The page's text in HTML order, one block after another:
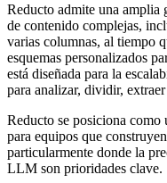
Reducto admite una amplia
de contenido complejas,
varias columnas, al tiempo
esquemas personalizados
está diseñada para la
para analizar, dividir,
Reducto se posiciona como
para equipos que
particularmente donde la
LLM son prioridades clave.